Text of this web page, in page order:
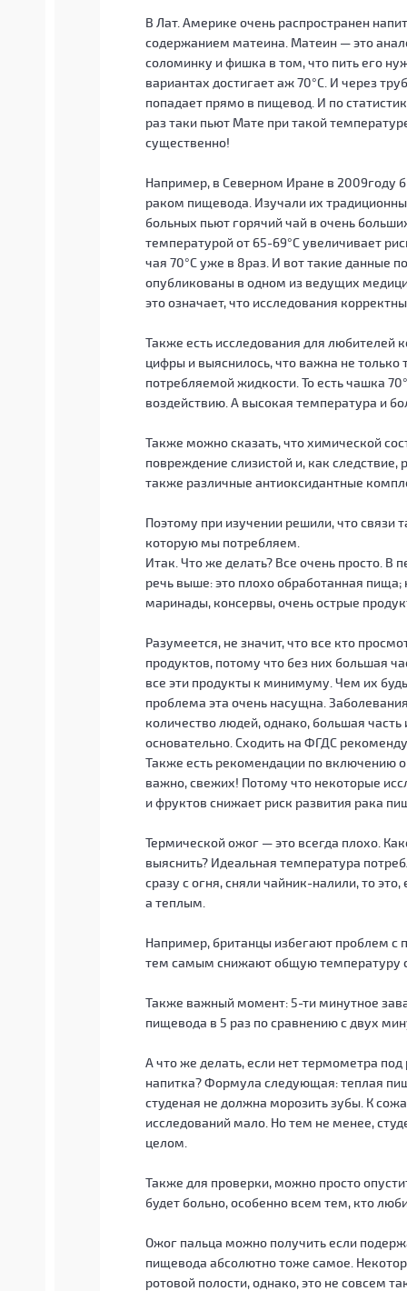
В Лат. Америке очень распространен
содержанием матеина. Матеин — это
соломинку и фишка в том, что пить его
вариантах достигает аж 70°С. И через
попадает прямо в пищевод. И по
раз таки пьют Мате при такой
существенно!
Например, в Северном Иране в 2009году
раком пищевода. Изучали их
больных пьют горячий чай в очень
температурой от 65-69°С увеличивает
чая 70°С уже в 8раз. И вот такие данные
опубликованы в одном из ведущих
это означает, что исследования
Также есть исследования для любителей
цифры и выяснилось, что важна не
потребляемой жидкости. То есть чашка
воздействию. А высокая температура и
Также можно сказать, что химической
повреждение слизистой и, как
также различные антиоксидантные
Поэтому при изучении решили, что связи
которую мы потребляем.
Итак. Что же делать? Все очень просто. В
речь выше: это плохо обработанная
маринады, консервы, очень острые
Разумеется, не значит, что все кто
продуктов, потому что без них большая
все эти продукты к минимуму. Чем их
проблема эта очень насущна.
количество людей, однако, большая
основательно. Сходить на ФГДС
Также есть рекомендации по включению
важно, свежих! Потому что некоторые
и фруктов снижает риск развития рака
Термической ожог — это всегда плохо.
выяснить? Идеальная температура
сразу с огня, сняли чайник-налили, то
а теплым.
Например, британцы избегают проблем с
тем самым снижают общую температуру
Также важный момент: 5-ти минутное
пищевода в 5 раз по сравнению с двух
А что же делать, если нет термометра
напитка? Формула следующая: теплая
студеная не должна морозить зубы. К
исследований мало. Но тем не менее,
целом.
Также для проверки, можно просто
будет больно, особенно всем тем, кто
Ожог пальца можно получить если
пищевода абсолютно тоже самое.
ротовой полости, однако, это не совсем